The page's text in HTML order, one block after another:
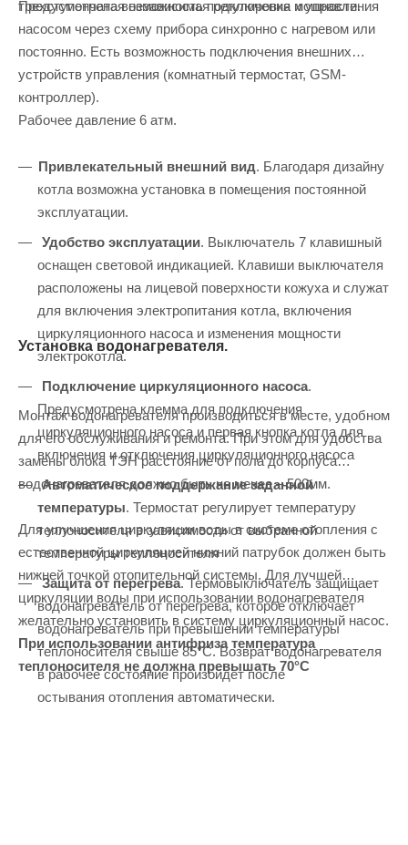
трехступенчатая независимая регулировка мощности.
Предусмотрена возможность подключения и управления
насосом через схему прибора синхронно с нагревом или
постоянно. Есть возможность подключения внешних
устройств управления (комнатный термостат, GSM-
контроллер).
Рабочее давление 6 атм.
Привлекательный внешний вид. Благодаря дизайну
котла возможна установка в помещения постоянной
эксплуатации.
Удобство эксплуатации. Выключатель 7 клавишный
оснащен световой индикацией. Клавиши выключателя
расположены на лицевой поверхности кожуха и служат
для включения электропитания котла, включения
циркуляционного насоса и изменения мощности
электрокотла.
Подключение циркуляционного насоса.
Предусмотрена клемма для подключения
циркуляционного насоса и первая кнопка котла для
включения и отключения циркуляционного насоса
Автоматическое поддержание заданной
температуры. Термостат регулирует температуру
теплоносителя в зависимости от выбранной
температуры теплоносителя
Защита от перегрева. Термовыключатель защищает
водонагреватель от перегрева, которое отключает
водонагреватель при превышении температуры
теплоносителя свыше 85°С. Возврат водонагревателя
в рабочее состояние произойдет после
остывания отопления автоматически.
Установка водонагревателя.
Монтаж водонагревателя производиться в месте, удобном
для его обслуживания и ремонта. При этом для удобства
замены блока ТЭН расстояние от пола до корпуса
водонагревателя должно быть не менее – 500мм.
Для улучшения циркуляции воды в системе отопления с
естественной циркуляцией нижний патрубок должен быть
нижней точкой отопительной системы. Для лучшей
циркуляции воды при использовании водонагревателя
желательно установить в систему циркуляционный насос.
При использовании антифриза температура
теплоносителя не должна превышать 70°С